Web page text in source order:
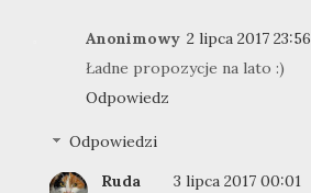
Anonimowy 2 lipca 2017 23:56
Ładne propozycje na lato :)
Odpowiedz
Odpowiedzi
Ruda
3 lipca 2017 00:01